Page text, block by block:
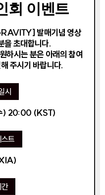
회 이벤트
발매기념 영상
을 초대합니다.
하시는 분은 아래의 참여
주시기 바랍니다.
시
) 20:00 (KST)
트